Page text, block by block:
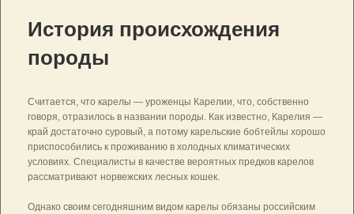
История происхождения
породы
Считается, что карелы — уроженцы Карелии, что, собственно
говоря, отразилось в названии породы. Как известно, Карелия —
край достаточно суровый, а потому карельские бобтейлы хорошо
приспособились к проживанию в холодных климатических
условиях. Специалисты в качестве вероятных предков карелов
рассматривают норвежских лесных кошек.
Однако своим сегодняшним видом карелы обязаны российским